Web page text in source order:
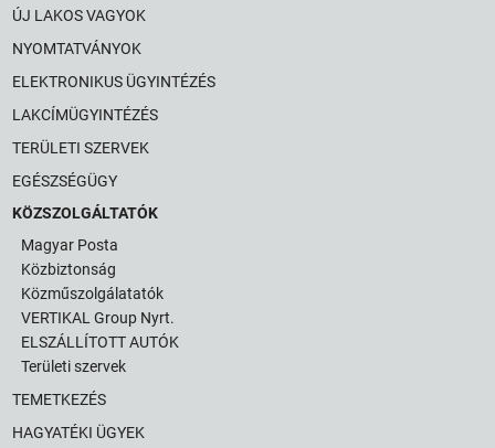
ÚJ LAKOS VAGYOK
NYOMTATVÁNYOK
ELEKTRONIKUS ÜGYINTÉZÉS
LAKCÍMÜGYINTÉZÉS
TERÜLETI SZERVEK
EGÉSZSÉGÜGY
KÖZSZOLGÁLTATÓK
Magyar Posta
Közbiztonság
Közműszolgálatatók
VERTIKAL Group Nyrt.
ELSZÁLLÍTOTT AUTÓK
Területi szervek
TEMETKEZÉS
HAGYATÉKI ÜGYEK